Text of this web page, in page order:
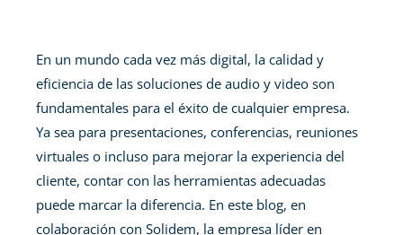
En un mundo cada vez más digital, la calidad y
eficiencia de las soluciones de audio y video son
fundamentales para el éxito de cualquier empresa.
Ya sea para presentaciones, conferencias, reuniones
virtuales o incluso para mejorar la experiencia del
cliente, contar con las herramientas adecuadas
puede marcar la diferencia. En este blog, en
colaboración con Solidem, la empresa líder en